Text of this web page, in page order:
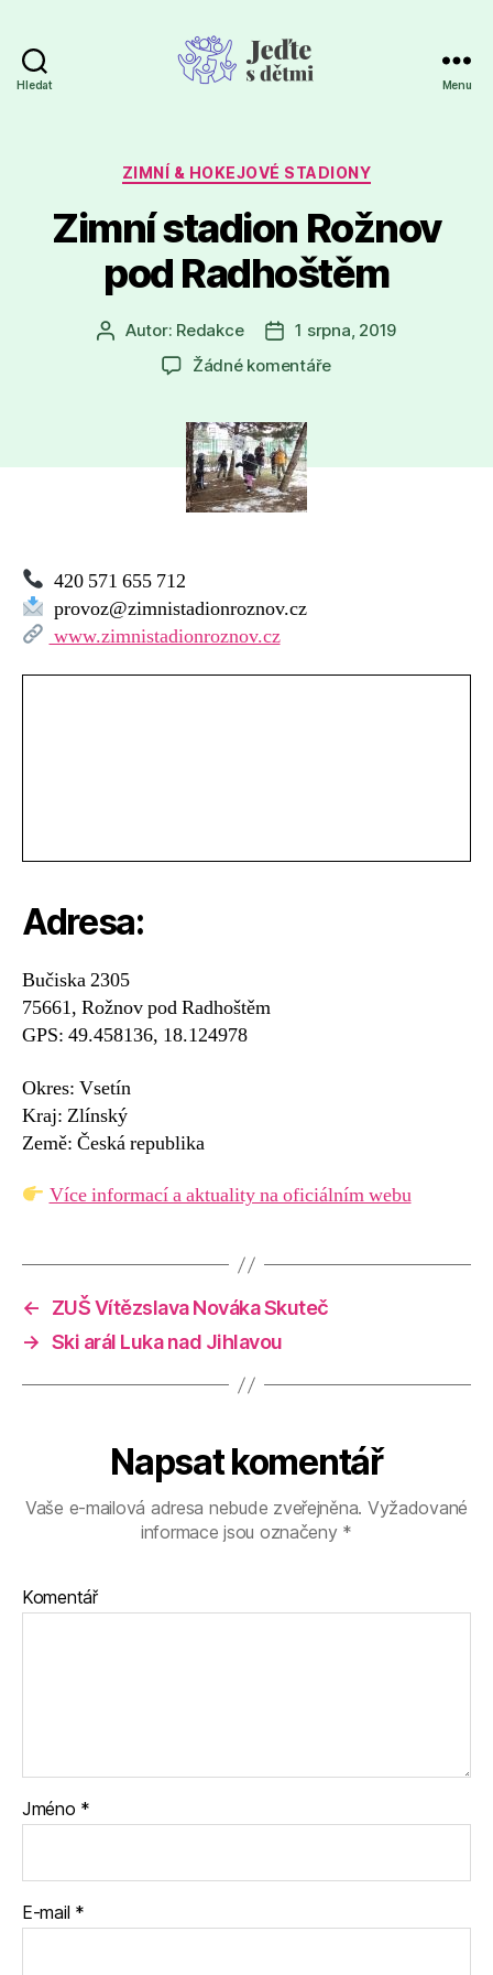
Hledat Menu
Rubriky
ZIMNÍ & HOKEJOVÉ STADIONY
Zimní stadion Rožnov
pod Radhoštěm
Autor
příspěvku
Autor: Redakce
Datum
příspěvku
1 srpna, 2019
Žádné komentářeu
420 571 655 712
provoz@zimnistadionroznov.cz
www.zimnistadionroznov.cz
Adresa:
Bučiska 2305
75661, Rožnov pod Radhoštěm
GPS: 49.458136, 18.124978
Okres: Vsetín
Kraj: Zlínský
Země: Česká republika
Více informací a aktuality na oficiálním webu
←
ZUŠ Vítězslava Nováka Skuteč
→ Ski arál Luka nad Jihlavou
Napsat komentář
Vaše e-mailová adresa nebude zveřejněna. Vyžadované
informace jsou označeny *
Komentář
Jméno *
E-mail *